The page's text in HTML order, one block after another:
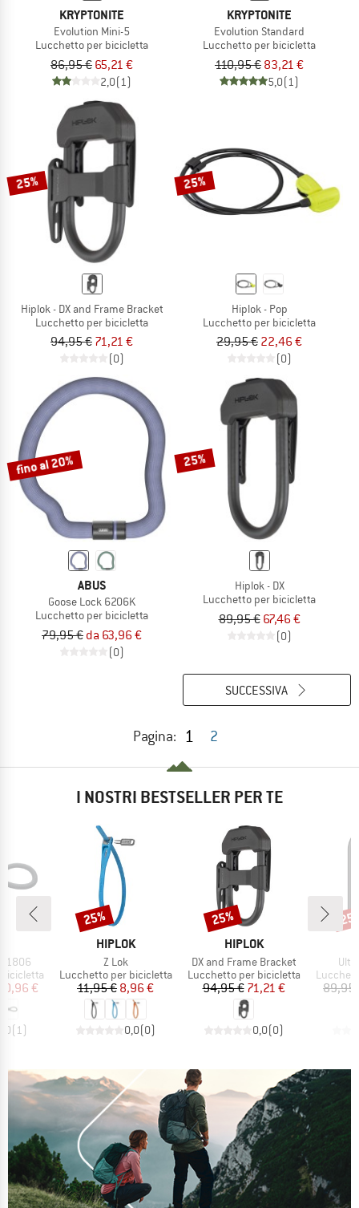
KRYPTONITE
Evolution Mini-5
Lucchetto per bicicletta
86,95 € 65,21 €
2,0(1)
KRYPTONITE
Evolution Standard
Lucchetto per bicicletta
110,95 € 83,21 €
5,0(1)
25%
Hiplok - DX and Frame Bracket
Lucchetto per bicicletta
94,95 € 71,21 €
(0)
25%
Hiplok - Pop
Lucchetto per bicicletta
29,95 € 22,46 €
(0)
fino al 20%
ABUS
Goose Lock 6206K
Lucchetto per bicicletta
79,95 € da 63,96 €
(0)
25%
Hiplok - DX
Lucchetto per bicicletta
89,95 € 67,46 €
(0)
Pagina: 1 2
SUCCESSIVA
I NOSTRI BESTSELLER PER TE
1806
ridotto
€
( 1)
MARCHIO
HIPLOK
Articolo
Z Lok
Gruppo di prodotti
Lucchetto per bicicletta
Prezzo
11,95 €Prezzo ridotto
8,96 €
0,0(0)
Sconto
25%
MARCHIO
HIPLOK
Articolo
DX and Frame Bracket
Gruppo di prodotti
Lucchetto per bicicletta
Prezzo
94,95 €Prezzo ridotto
71,21 €
0,0(0)
Sconto
25%
Gruppo
89,95